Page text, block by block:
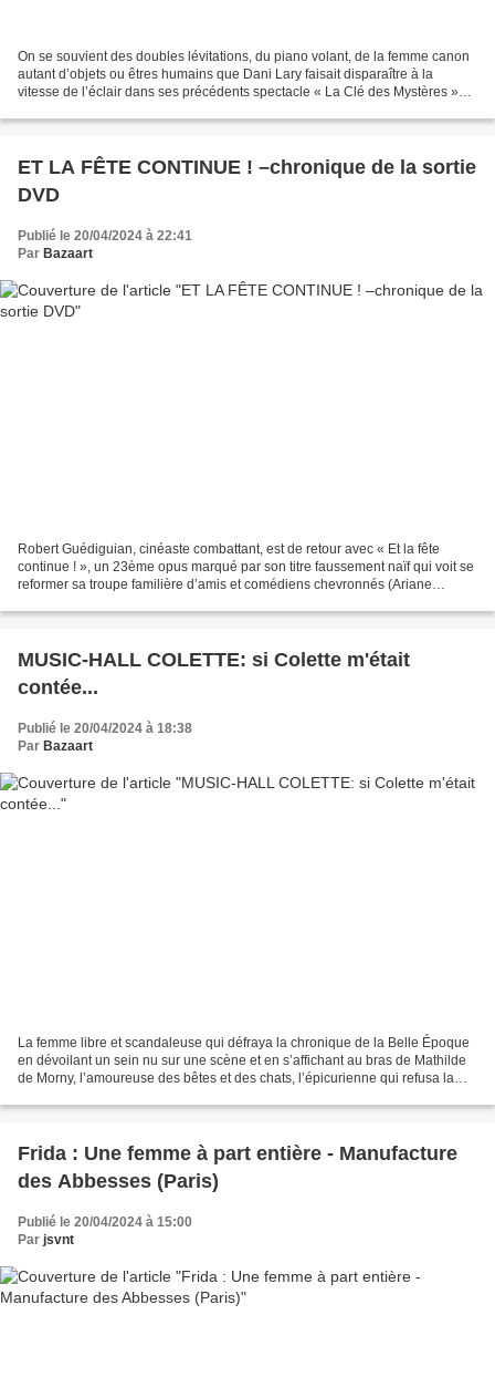
On se souvient des doubles lévitations, du piano volant, de la femme canon
autant d’objets ou êtres humains que Dani Lary faisait disparaître à la
vitesse de l’éclair dans ses précédents spectacle « La Clé des Mystères »
ET LA FÊTE CONTINUE ! –chronique de la sortie
DVD
Publié le 20/04/2024 à 22:41
Par Bazaart
Robert Guédiguian, cinéaste combattant, est de retour avec « Et la fête
continue ! », un 23ème opus marqué par son titre faussement naïf qui voit se
reformer sa troupe familière d’amis et comédiens chevronnés (Ariane
MUSIC-HALL COLETTE: si Colette m'était
contée...
Publié le 20/04/2024 à 18:38
Par Bazaart
La femme libre et scandaleuse qui défraya la chronique de la Belle Époque
en dévoilant un sein nu sur une scène et en s’affichant au bras de Mathilde
de Morny, l’amoureuse des bêtes et des chats, l’épicurienne qui refusa la
Frida : Une femme à part entière - Manufacture
des Abbesses (Paris)
Publié le 20/04/2024 à 15:00
Par jsvnt